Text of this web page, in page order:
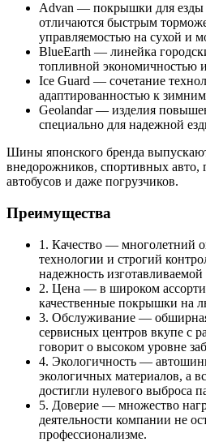
Advan — покрышки для езды
отличаются быстрым
управляемостью на сухой и
BlueEarth — линейка
топливной экономичностью
Ice Guard — сочетание
адаптированностью к
Geolandar — изделия
специально для надежной
Шины японского бренда
внедорожников, спортивных авто,
автобусов и даже погрузчиков.
Преимущества
1. Качество — многолетний
технологии и строгий
надежность
2. Цена — в широком
качественные покрышки на
3. Обслуживание —
сервисных центров вкупе с
говорит о высоком уровне
4. Экологичность —
экологичных материалов, а
достигли нулевого выброса
5. Доверие — множество
деятельности компании не
профессионализме.